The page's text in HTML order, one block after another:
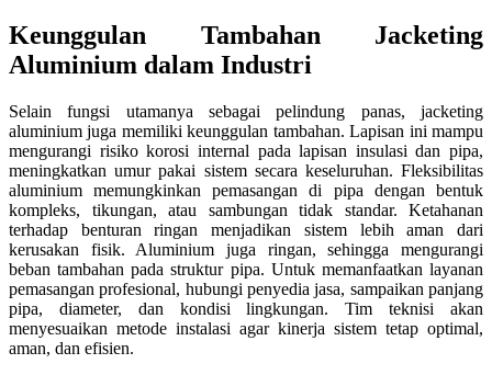
Keunggulan Tambahan Jacketing
Aluminium dalam Industri
Selain fungsi utamanya sebagai pelindung panas, jacketing
aluminium juga memiliki keunggulan tambahan. Lapisan ini mampu
mengurangi risiko korosi internal pada lapisan insulasi dan pipa,
meningkatkan umur pakai sistem secara keseluruhan. Fleksibilitas
aluminium memungkinkan pemasangan di pipa dengan bentuk
kompleks, tikungan, atau sambungan tidak standar. Ketahanan
terhadap benturan ringan menjadikan sistem lebih aman dari
kerusakan fisik. Aluminium juga ringan, sehingga mengurangi
beban tambahan pada struktur pipa. Untuk memanfaatkan layanan
pemasangan profesional, hubungi penyedia jasa, sampaikan panjang
pipa, diameter, dan kondisi lingkungan. Tim teknisi akan
menyesuaikan metode instalasi agar kinerja sistem tetap optimal,
aman, dan efisien.